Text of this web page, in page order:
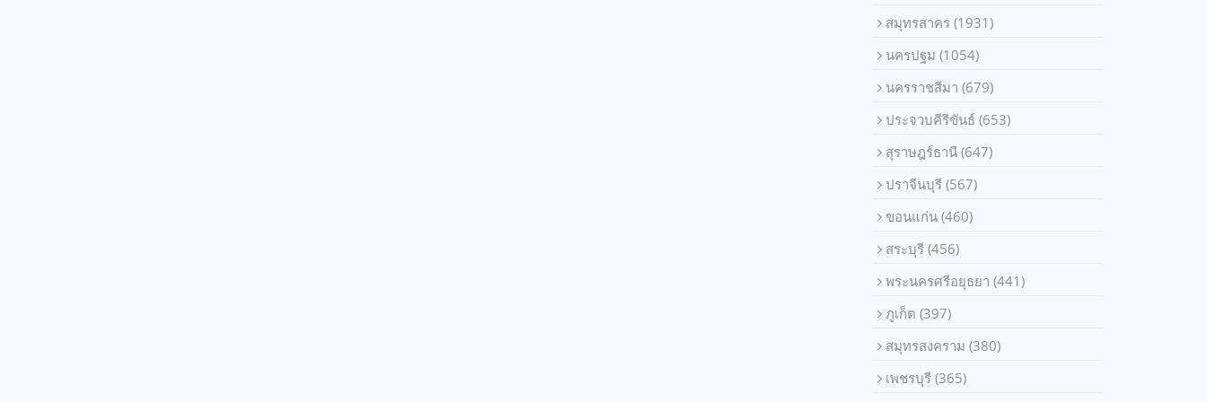
สมุทรสาคร
(1931)
นครปฐม
(1054)
นครราชสีมา
(679)
ประจวบคีรีขันธ์
(653)
สุราษฎร์ธานี
(647)
ปราจีนบุรี
(567)
ขอนแก่น
(460)
สระบุรี
(456)
พระนครศรีอยุธยา
(441)
ภูเก็ต
(397)
สมุทรสงคราม
(380)
เพชรบุรี
(365)